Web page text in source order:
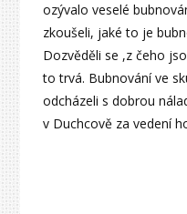
ozývalo veselé
zkoušeli, jaké to je
Dozvěděli se ,z čeho
to trvá. Bubnování ve
odcházeli s dobrou
v Duchcově za vedení